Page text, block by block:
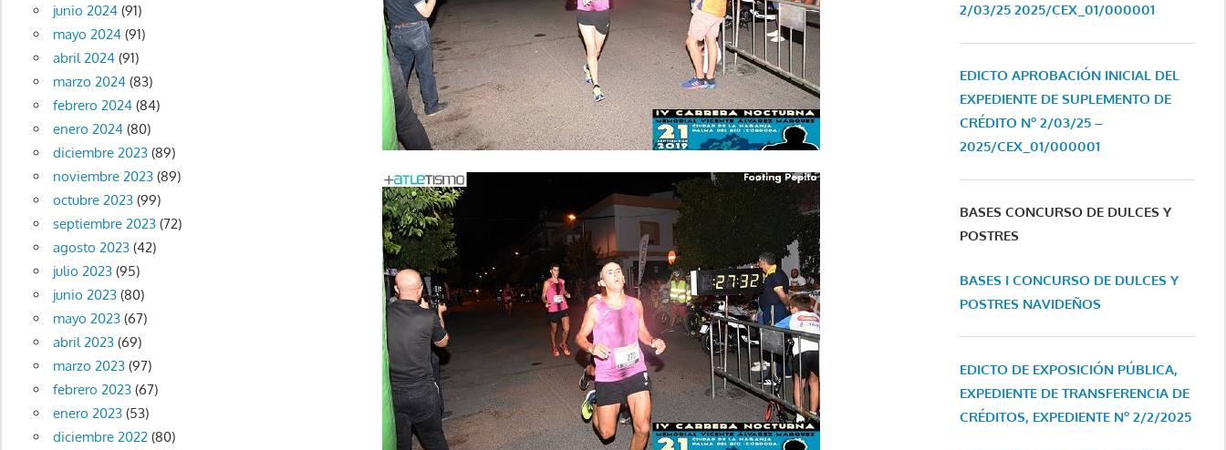
junio 2024(91)
mayo 2024(91)
abril 2024(91)
marzo 2024(83)
febrero 2024(84)
enero 2024(80)
diciembre 2023(89)
noviembre 2023(89)
octubre 2023(99)
septiembre 2023(72)
agosto 2023(42)
julio 2023(95)
junio 2023(80)
mayo 2023(67)
abril 2023(69)
marzo 2023(97)
febrero 2023(67)
enero 2023(53)
diciembre 2022(80)
2/03/25 2025/CEX_01/000001
EDICTO APROBACIÓN INICIAL DEL
EXPEDIENTE DE SUPLEMENTO DE
CRÉDITO Nº 2/03/25 –
2025/CEX_01/000001
BASES CONCURSO DE DULCES Y
POSTRES
BASES I CONCURSO DE DULCES Y
POSTRES NAVIDEÑOS
EDICTO DE EXPOSICIÓN PÚBLICA,
EXPEDIENTE DE TRANSFERENCIA DE
CRÉDITOS, EXPEDIENTE Nº 2/2/2025